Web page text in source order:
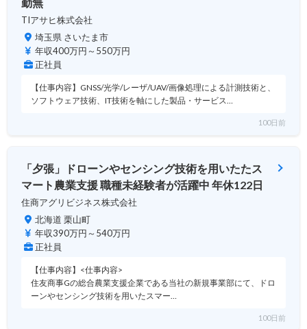
TIアサヒ株式会社
埼玉県 さいたま市
年収400万円～550万円
正社員
【仕事内容】GNSS/光学/レーザ/UAV/画像処理による計測技術と、
ソフトウェア技術、IT技術を軸にした製品・サービス…
100日前
「夕張」ドローンやセンシング技術を用いたたス
マート農業支援 職種未経験者が活躍中 年休122日
住商アグリビジネス株式会社
北海道 栗山町
年収390万円～540万円
正社員
【仕事内容】<仕事内容>
住友商事Gの総合農業支援企業である当社の新規事業部にて、ドロ
ーンやセンシング技術を用いたスマー…
100日前